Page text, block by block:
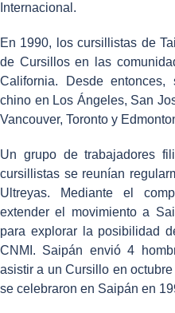
Internacional.
En 1990, los cursillistas de
de Cursillos en las
California. Desde
chino en Los Ángeles, San
Vancouver, Toronto y
Un grupo de trabajadores
cursillistas se reunían
Ultreyas. Mediante el
extender el movimiento a
para explorar la posibilidad
CNMI. Saipán envió 4
asistir a un Cursillo en
se celebraron en Saipán en